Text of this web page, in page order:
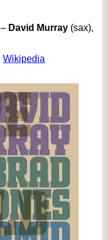
– David Murray (sax),
Wikipedia